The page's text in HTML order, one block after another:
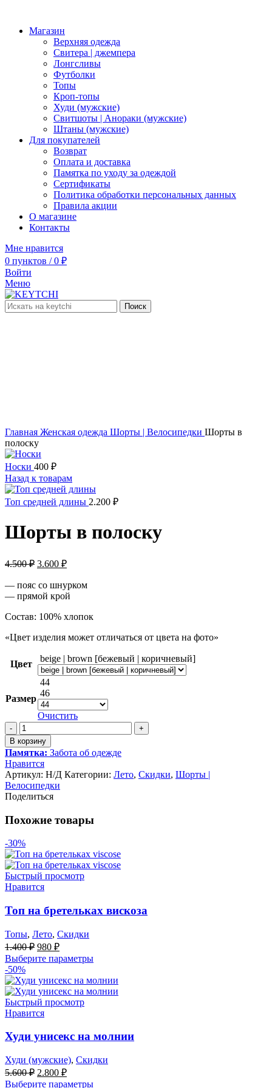
Магазин
Верхняя одежда
Свитера | джемпера
Лонгсливы
Футболки
Топы
Кроп-топы
Худи (мужские)
Свитшоты | Анораки (мужские)
Штаны (мужские)
Для покупателей
Возврат
Оплата и доставка
Памятка по уходу за одеждой
Сертификаты
Политика обработки персональных данных
Правила акции
О магазине
Контакты
Мне нравится
0 пунктов / 0 ₽
Войти
Меню
Поиск
Главная Женская одежда Шорты | Велосипедки Шорты в
полоску
Носки 400 ₽
Назад к товарам
Топ средней длины 2.200 ₽
Шорты в полоску
4.500₽ Первоначальная
составляла
4.500 ₽.
3.600 ₽Текущая
3.600 ₽.
— пояс со шнурком
— прямой крой
Состав: 100% хлопок
«Цвет изделия может отличаться от цвета на фото»
Цвет
beige | brown [бежевый | коричневый]
Размер
44
46
Очистить
Количество
товара
Шорты
в
полоску
В корзину
Памятка: Забота об одежде
Нравится
Артикул: Н/Д Категории: Лето, Скидки, Шорты |
Велосипедки
Поделиться
Похожие товары
-30%
Быстрый просмотр
Нравится
Топ на бретельках вискоза
Топы, Лето, Скидки
1.400₽ Первоначальная
цена
составляла
1.400 ₽.
980 ₽Текущая
цена:
Выберите параметры
-50%
Быстрый просмотр
Нравится
Худи унисекс на молнии
Худи (мужские), Скидки
5.600₽ Первоначальная
цена
2.800 ₽Текущая
цена:
Выберите параметры